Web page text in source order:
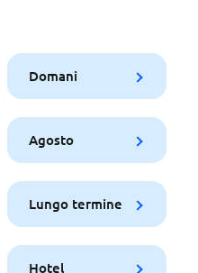
Domani
Agosto
Lungo termine
Hotel